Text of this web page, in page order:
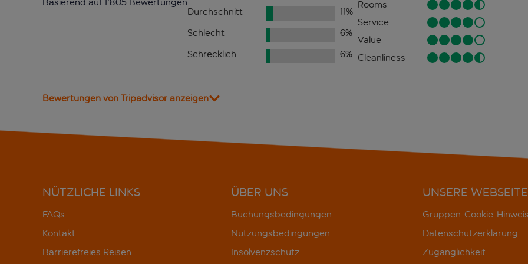
Durchschnitt
11%
Schlecht
6%
Schrecklich
6%
Rooms
Service
Value
Cleanliness
Bewertungen von Tripadvisor anzeigen
NÜTZLICHE LINKS
FAQs
Kontakt
Barrierefreies Reisen
ÜBER UNS
Buchungsbedingungen
Nutzungsbedingungen
Insolvenzschutz
UNSERE WEBSEITE
Gruppen-Cookie-
Datenschutzerklärung
Zugänglichkeit